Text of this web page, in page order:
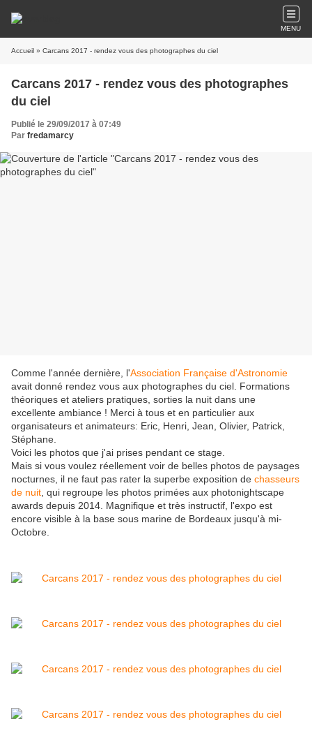
MENU
Accueil » Carcans 2017 - rendez vous des photographes du ciel
Carcans 2017 - rendez vous des photographes
du ciel
Publié le 29/09/2017 à 07:49
Par fredamarcy
Comme l'année dernière, l'Association Française d'Astronomie
avait donné rendez vous aux photographes du ciel. Formations
théoriques et ateliers pratiques, sorties la nuit dans une
excellente ambiance ! Merci à tous et en particulier aux
organisateurs et animateurs: Eric, Henri, Jean, Olivier, Patrick,
Stéphane.
Voici les photos que j'ai prises pendant ce stage.
Mais si vous voulez réellement voir de belles photos de paysages
nocturnes, il ne faut pas rater la superbe exposition de chasseurs
de nuit , qui regroupe les photos primées aux photonightscape
awards depuis 2014. Magnifique et très instructif, l'expo est
encore visible à la base sous marine de Bordeaux jusqu'à mi-
Octobre.